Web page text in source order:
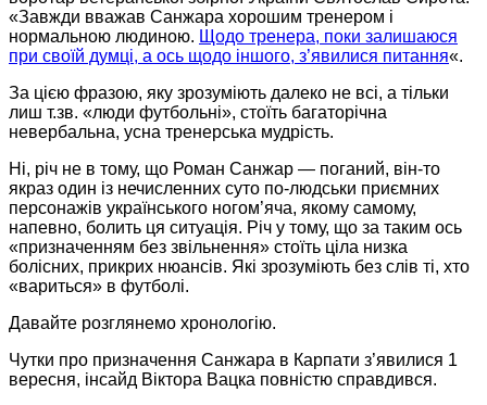
«Завжди вважав Санжара хорошим тренером і
нормальною людиною. Щодо тренера, поки залишаюся
при своїй думці, а ось щодо іншого, з’явилися питання«.
За цією фразою, яку зрозуміють далеко не всі, а тільки
лиш т.зв. «люди футбольні», стоїть багаторічна
невербальна, усна тренерська мудрість.
Ні, річ не в тому, що Роман Санжар — поганий, він-то
якраз один із нечисленних суто по-людськи приємних
персонажів українського ногом’яча, якому самому,
напевно, болить ця ситуація. Річ у тому, що за таким ось
«призначенням без звільнення» стоїть ціла низка
болісних, прикрих нюансів. Які зрозуміють без слів ті, хто
«вариться» в футболі.
Давайте розглянемо хронологію.
Чутки про призначення Санжара в Карпати з’явилися 1
вересня, інсайд Віктора Вацка повністю справдився.